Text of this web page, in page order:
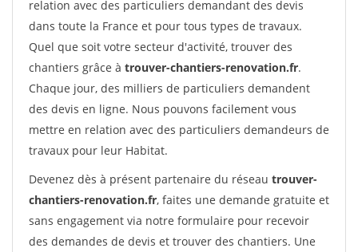
relation avec des particuliers demandant des devis
dans toute la France et pour tous types de travaux.
Quel que soit votre secteur d'activité, trouver des
chantiers grâce à trouver-chantiers-renovation.fr.
Chaque jour, des milliers de particuliers demandent
des devis en ligne. Nous pouvons facilement vous
mettre en relation avec des particuliers demandeurs de
travaux pour leur Habitat.
Devenez dès à présent partenaire du réseau trouver-
chantiers-renovation.fr, faites une demande gratuite et
sans engagement via notre formulaire pour recevoir
des demandes de devis et trouver des chantiers. Une